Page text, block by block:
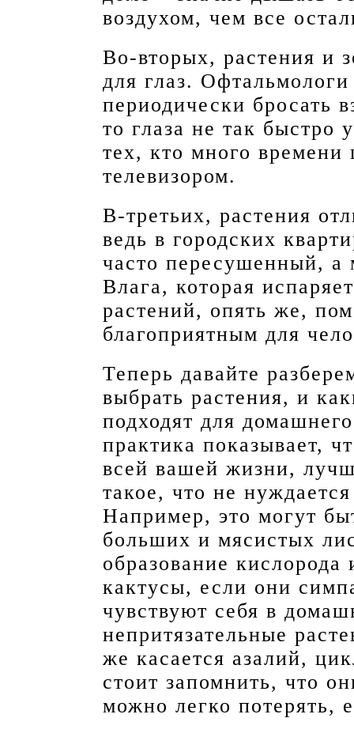
воздухом, чем все
Во-вторых, растения и
для глаз.
периодически бросать
то глаза не так быстро
тех, кто много
телевизором.
В-третьих, растения
ведь в городских
часто пересушенный, а
Влага, которая
растений, опять же,
благоприятным для
Теперь давайте
выбрать растения, и
подходят для
практика показывает,
всей вашей жизни,
такое, что не
Например, это могут
больших и мясистых
образование
кактусы, если они
чувствуют себя в
непритязательные
же касается азалий,
стоит запомнить, что
можно легко потерять,